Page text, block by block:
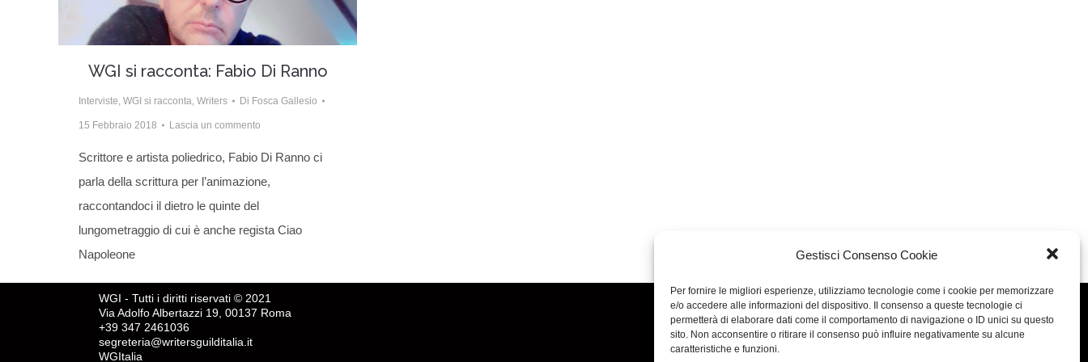
Gestisci Consenso Cookie
Per fornire le migliori esperienze, utilizziamo tecnologie come i cookie per memorizzare
e/o accedere alle informazioni del dispositivo. Il consenso a queste tecnologie ci
permetterà di elaborare dati come il comportamento di navigazione o ID unici su questo
sito. Non acconsentire o ritirare il consenso può influire negativamente su alcune
caratteristiche e funzioni.
WGI si racconta: Fabio Di Ranno
Interviste, WGI si racconta, Writers Di Fosca Gallesio
15 Febbraio 2018 Lascia un commento
Scrittore e artista poliedrico, Fabio Di Ranno ci
parla della scrittura per l’animazione,
raccontandoci il dietro le quinte del
lungometraggio di cui è anche regista Ciao
Napoleone
WGI - Tutti i diritti riservati © 2021
Via Adolfo Albertazzi 19, 00137 Roma
+39 347 2461036
segreteria@writersguilditalia.it
WGItalia
Concept: Annamaria De Paola - Realizzazione:AF
Cookie & Privacy Policy